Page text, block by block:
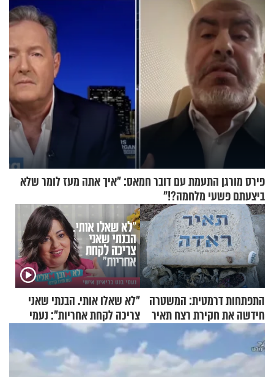
פירס מורגן התעמת עם דובר חמאס: "איך אתה מעז לומר שלא
ביצעתם פשעי מלחמה?!"
התפתחות דרמטית: המשטרה
חידשה את חקירת רצח תאיר
ראדה
"לא שאלו אותי. הבנתי שאני
צריכה לקחת אחריות": נעמי
בנט בריאיון אישי